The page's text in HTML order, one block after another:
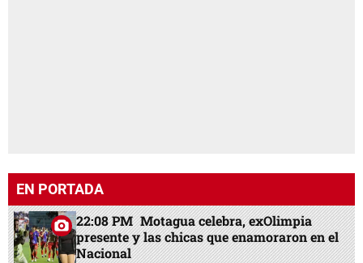
EN PORTADA
22:08 PM Motagua celebra, exOlimpia
presente y las chicas que enamoraron en el
Nacional